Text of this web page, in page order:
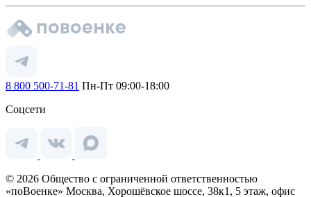
8 800 500-71-81 Пн-Пт 09:00-18:00
Соцсети
© 2026 Общество с ограниченной ответственностью
«поВоенке» Москва, Хорошёвское шоссе, 38к1, 5 этаж, офис